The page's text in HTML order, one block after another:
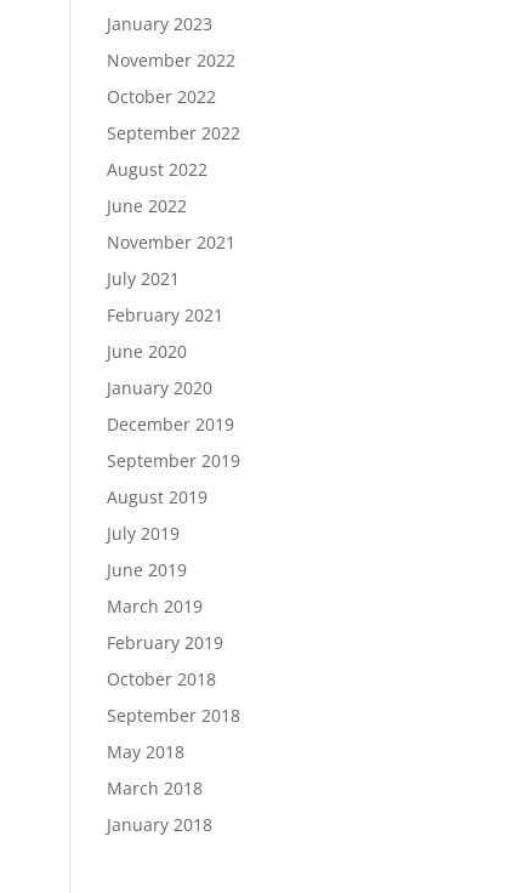
January 2023
November 2022
October 2022
September 2022
August 2022
June 2022
November 2021
July 2021
February 2021
June 2020
January 2020
December 2019
September 2019
August 2019
July 2019
June 2019
March 2019
February 2019
October 2018
September 2018
May 2018
March 2018
January 2018